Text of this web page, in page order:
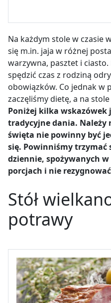
Na każdym stole w czasie
się m.in. jaja w różnej
warzywna, pasztet i
spędzić czas z rodziną
obowiązków. Co jednak w
zaczęliśmy dietę, a na
Poniżej kilka wskazówek
tradycyjne dania. Należy
święta nie powinny być
się. Powinniśmy trzymać
dziennie, spożywanych
porcjach i nie
Stół
potrawy